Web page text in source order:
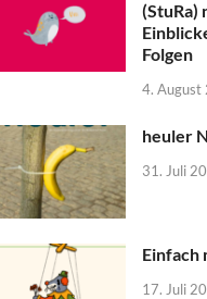
(StuRa)
Folgen
4. August
heuler
31. Juli
Einfach
17. Juli